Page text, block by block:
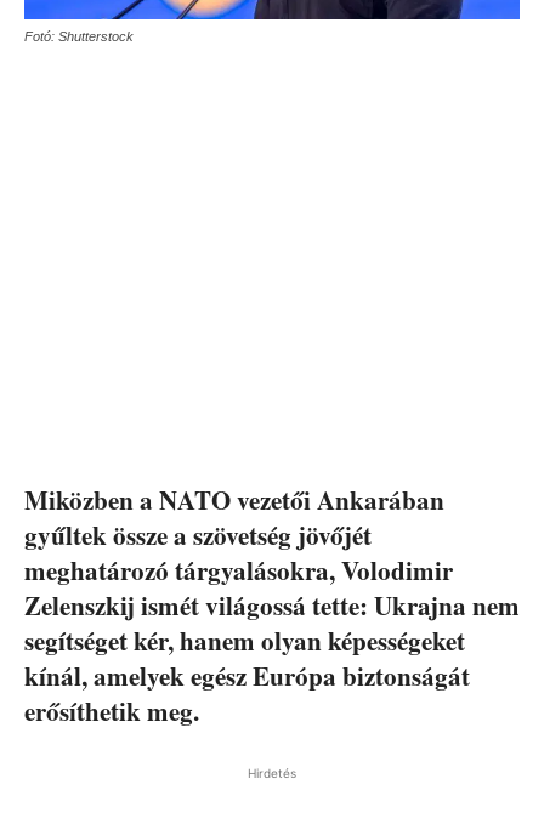
Fotó: Shutterstock
Miközben a NATO vezetői Ankarában
gyűltek össze a szövetség jövőjét
meghatározó tárgyalásokra, Volodimir
Zelenszkij ismét világossá tette: Ukrajna nem
segítséget kér, hanem olyan képességeket
kínál, amelyek egész Európa biztonságát
erősíthetik meg.
Hirdetés